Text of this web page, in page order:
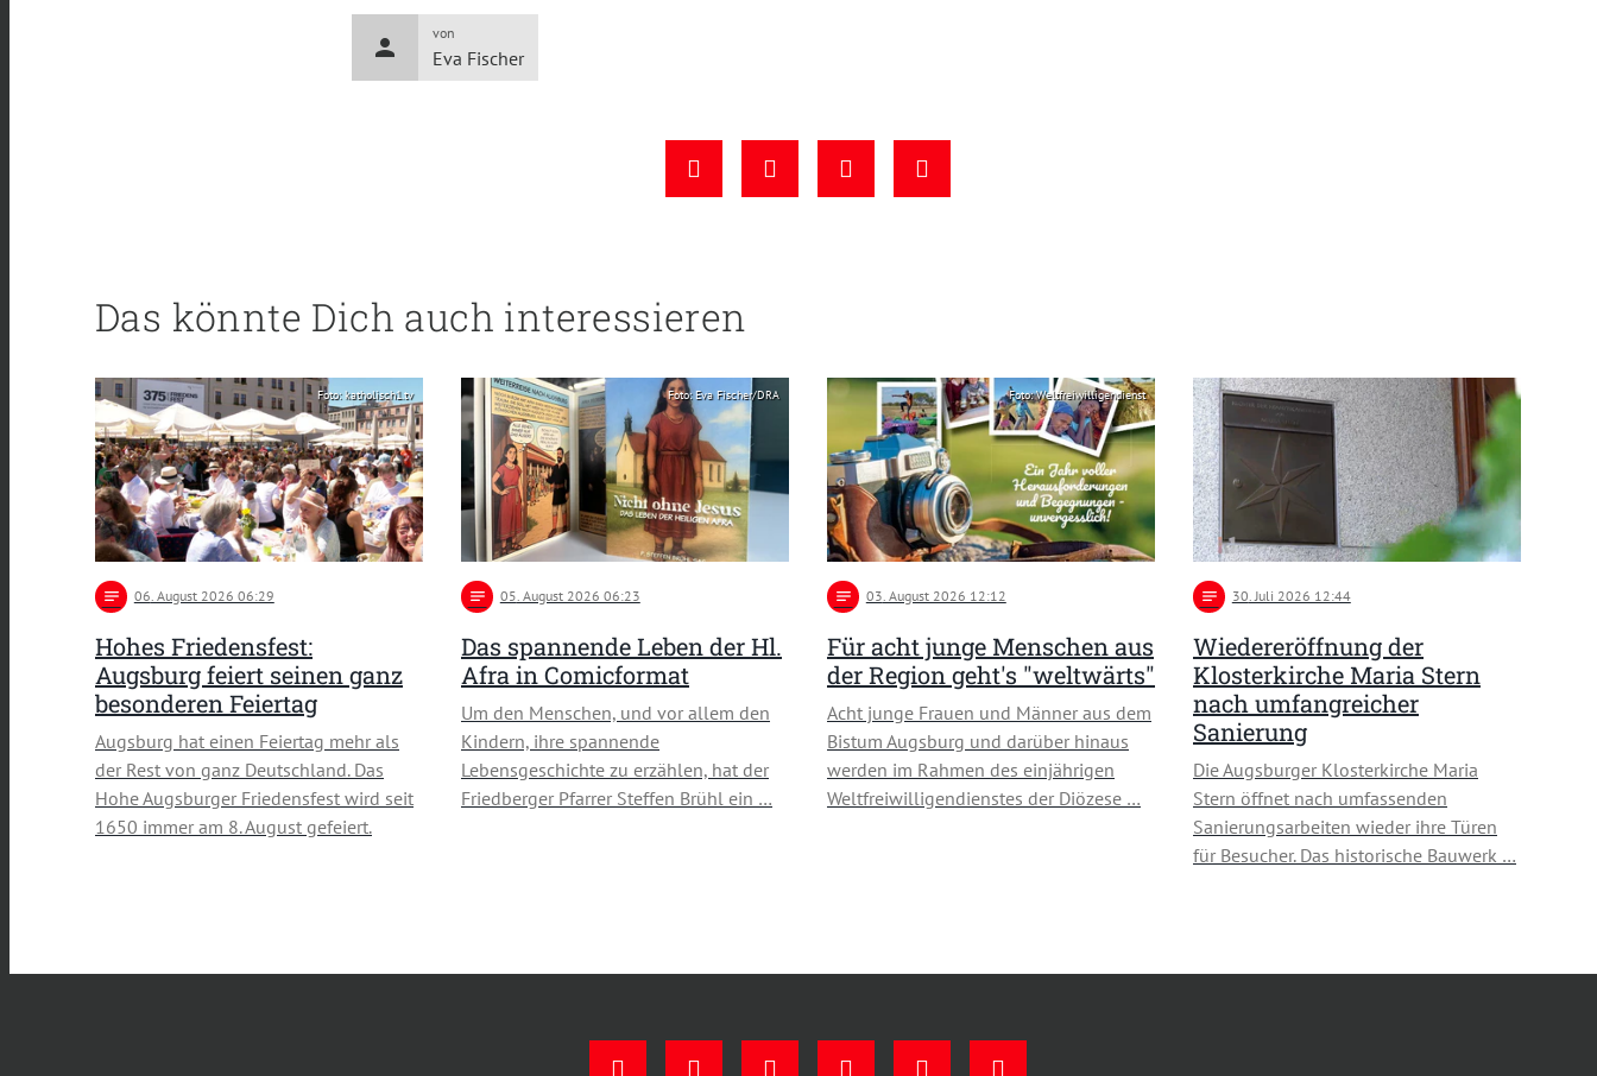
person
von
Eva Fischer
Das könnte Dich auch interessieren
Foto: katholisch1.tv
notes 06. August 2026 06:29
Hohes Friedensfest:
Augsburg feiert seinen ganz
besonderen Feiertag
Augsburg hat einen Feiertag mehr als
der Rest von ganz Deutschland. Das
Hohe Augsburger Friedensfest wird seit
1650 immer am 8. August gefeiert.
Foto: Eva Fischer/DRA
notes 05. August 2026 06:23
Das spannende Leben der Hl.
Afra in Comicformat
Um den Menschen, und vor allem den
Kindern, ihre spannende
Lebensgeschichte zu erzählen, hat der
Friedberger Pfarrer Steffen Brühl ein …
Foto: Weltfreiwilligendienst
notes 03. August 2026 12:12
Für acht junge Menschen aus
der Region geht's "weltwärts"
Acht junge Frauen und Männer aus dem
Bistum Augsburg und darüber hinaus
werden im Rahmen des einjährigen
Weltfreiwilligendienstes der Diözese …
notes 30. Juli 2026 12:44
Wiedereröffnung der
Klosterkirche Maria Stern
nach umfangreicher
Sanierung
Die Augsburger Klosterkirche Maria
Stern öffnet nach umfassenden
Sanierungsarbeiten wieder ihre Türen
für Besucher. Das historische Bauwerk …